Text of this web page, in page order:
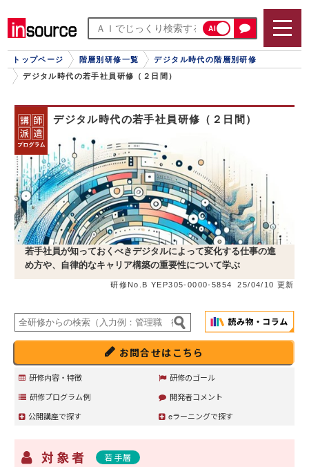
AI
トップページ 階層別研修一覧
デジタル時代の階層別研修
デジタル時代の若手社員研修（２日間）
デジタル時代の若手社員研修（２日間）
若手社員が知っておくべきデジタルによって変化する仕事の進
め方や、自律的なキャリア構築の重要性について学ぶ
研修No.B YEP305-0000-5854 25/04/10 更新
お問合せはこちら
研修内容・特徴
研修のゴール
研修プログラム例
開発者コメント
公開講座で探す
eラーニングで探す
対象者 若手層